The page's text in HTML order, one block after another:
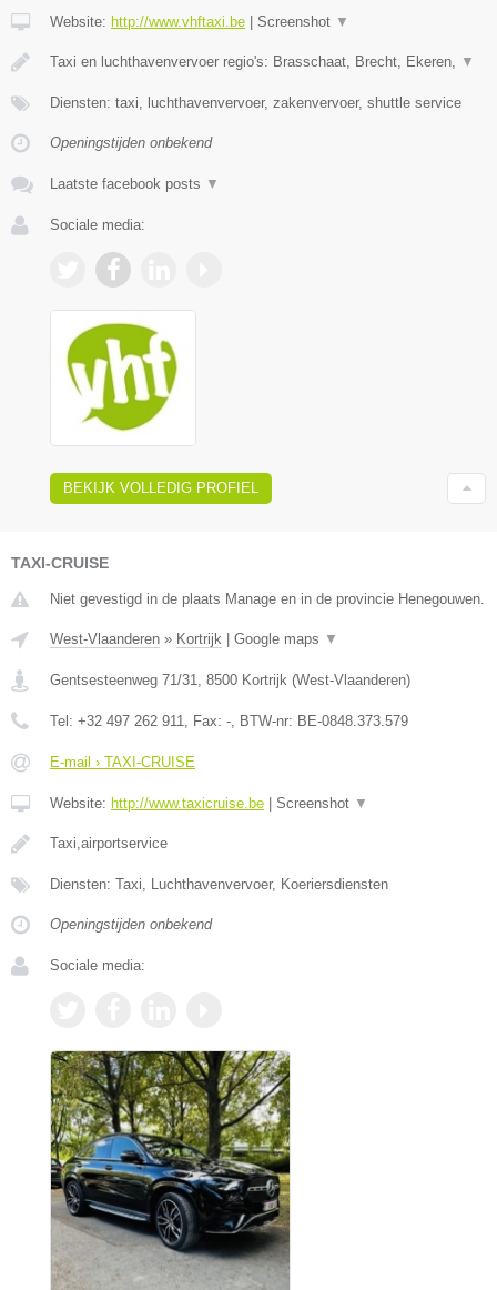
Website: http://www.vhftaxi.be Screenshot ▼
Taxi en luchthavenvervoer regio's: Brasschaat, Brecht, Ekeren, ▼
Diensten: taxi, luchthavenvervoer, zakenvervoer, shuttle service
Openingstijden onbekend
Laatste facebook posts ▼
Sociale media:
BEKIJK VOLLEDIG PROFIEL
TAXI-CRUISE
Niet gevestigd in de plaats Manage en in de provincie Henegouwen.
West-Vlaanderen » Kortrijk Google maps ▼
Gentsesteenweg 71/31, 8500 Kortrijk (West-Vlaanderen)
Tel: +32 497 262 911, Fax: -, BTW-nr: BE-0848.373.579
E-mail › TAXI-CRUISE
Website: http://www.taxicruise.be Screenshot ▼
Taxi,airportservice
Diensten: Taxi, Luchthavenvervoer, Koeriersdiensten
Openingstijden onbekend
Sociale media: